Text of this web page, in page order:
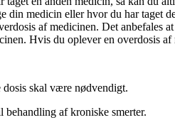
medicin eller hvor du har taget
af medicinen. Det
Hvis du oplever en overdosis
skal være nødvendigt.
behandling af kroniske smerter.